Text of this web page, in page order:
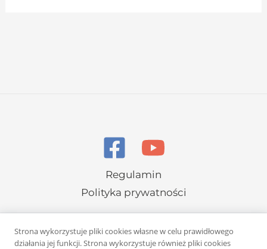
Regulamin
Polityka prywatności
Strona wykorzystuje pliki cookies własne w celu prawidłowego
działania jej funkcji. Strona wykorzystuje również pliki cookies